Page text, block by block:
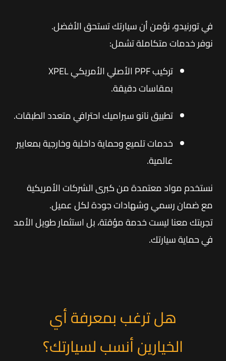
في تورنيدو، نؤمن أن سيارتك تستحق الأفضل.
نوفر خدمات متكاملة تشمل:
تركيب PPF الأصلي الأمريكي XPEL
بمقاسات دقيقة.
تطبيق نانو سيراميك احترافي متعدد الطبقات.
خدمات تلميع وحماية داخلية وخارجية بمعايير
عالمية.
نستخدم مواد معتمدة من كبرى الشركات الأمريكية
مع ضمان رسمي وشهادات جودة لكل عميل.
تجربتك معنا ليست خدمة مؤقتة، بل استثمار طويل الأمد
في حماية سيارتك.
هل ترغب بمعرفة أي
الخيارين أنسب لسيارتك؟